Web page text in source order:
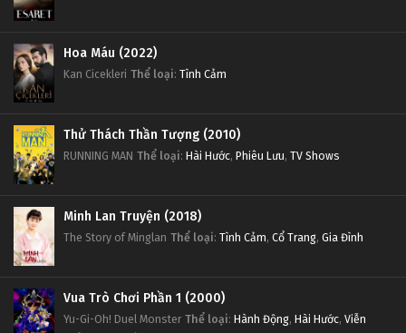
Hoa Máu (2022)
Kan Cicekleri Thể loại: Tình Cảm
Thử Thách Thần Tượng (2010)
RUNNING MAN Thể loại: Hài Hước, Phiêu Lưu, TV Shows
Minh Lan Truyện (2018)
The Story of Minglan Thể loại: Tình Cảm, Cổ Trang, Gia Đình
Vua Trò Chơi Phần 1 (2000)
Yu-Gi-Oh! Duel Monster Thể loại: Hành Động, Hài Hước, Viễn